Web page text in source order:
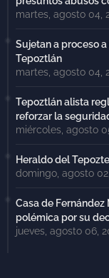
martes, agosto 04,
Sujetan a proceso
Tepoztlán
martes, agosto 04,
Tepoztlán alista
reforzar la
miércoles, agosto
Heraldo del
domingo, agosto
Casa de
polémica por su
jueves, agosto 06,